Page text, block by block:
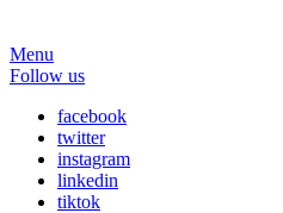
Menu
Follow us
facebook
twitter
instagram
linkedin
tiktok